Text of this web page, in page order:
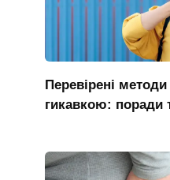
Перевірені
гикавкою: поради